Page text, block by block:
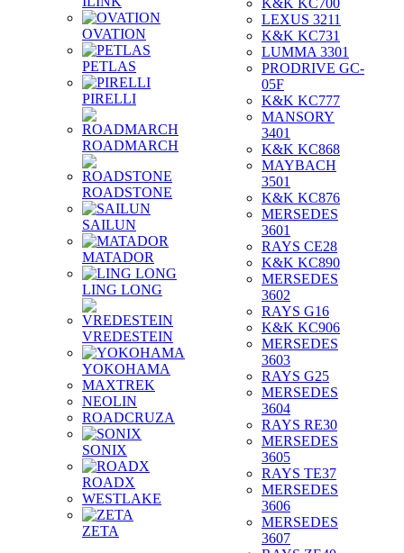
OVATION
PETLAS
PIRELLI
ROADMARCH
ROADSTONE
SAILUN
MATADOR
LING LONG
VREDESTEIN
YOKOHAMA
MAXTREK
NEOLIN
ROADCRUZA
SONIX
ROADX
WESTLAKE
ZETA
K&K KC700
LEXUS 3211
K&K KC731
LUMMA 3301
PRODRIVE GC-
05F
K&K KC777
MANSORY
3401
K&K KC868
MAYBACH
3501
K&K KC876
MERSEDES
3601
RAYS CE28
K&K KC890
MERSEDES
3602
RAYS G16
K&K KC906
MERSEDES
3603
RAYS G25
MERSEDES
3604
RAYS RE30
MERSEDES
3605
RAYS TE37
MERSEDES
3606
MERSEDES
3607